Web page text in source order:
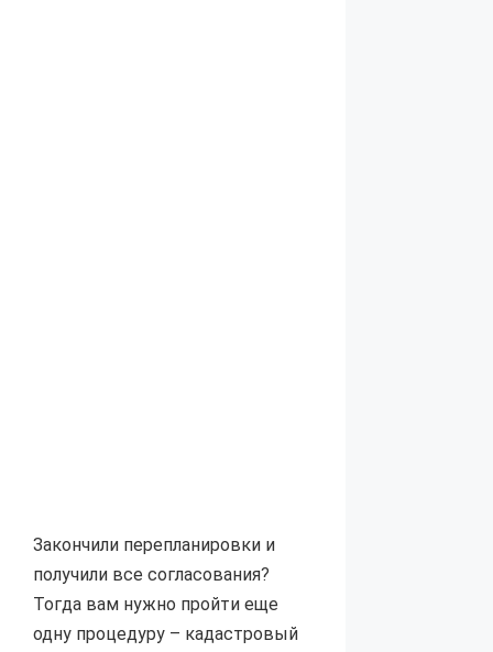
Закончили перепланировки и
получили все согласования?
Тогда вам нужно пройти еще
одну процедуру – кадастровый